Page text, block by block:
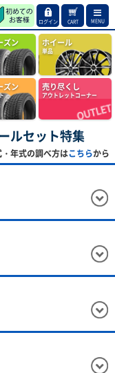
ログイン CART MENU
ズン ホイール
単品
ズン 売り尽くし
アウトレットコーナー
ルセット特集
年式の調べ方はこちらから